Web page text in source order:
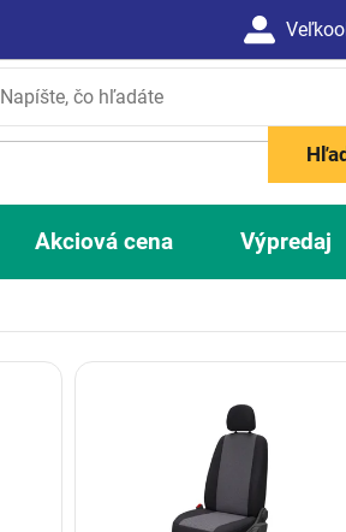
Akciová cena Výpredaj